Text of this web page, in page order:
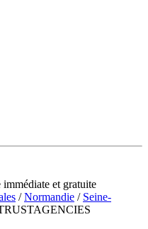
et gratuite
/Normandie / Seine-